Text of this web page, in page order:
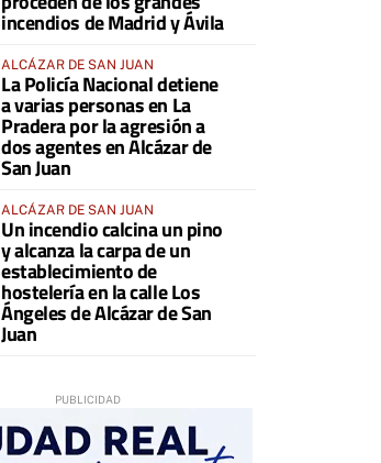
incendios de Madrid y Ávila
ALCÁZAR DE SAN JUAN
La Policía Nacional detiene
a varias personas en La
Pradera por la agresión a
dos agentes en Alcázar de
San Juan
ALCÁZAR DE SAN JUAN
Un incendio calcina un pino
y alcanza la carpa de un
establecimiento de
hostelería en la calle Los
Ángeles de Alcázar de San
Juan